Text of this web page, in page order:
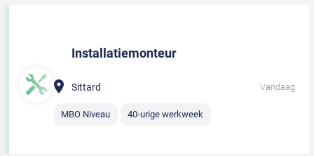
Installatiemonteur
Sittard Vandaag
MBO Niveau 40-urige werkweek